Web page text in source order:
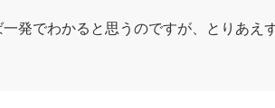
発でわかると思うのですが、とりあえ